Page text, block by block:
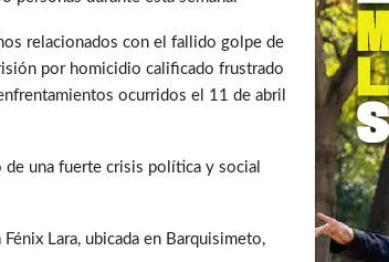
relacionados con el fallido golpe de
por homicidio calificado frustrado
ocurridos el 11 de abril
una fuerte crisis política y social
Lara, ubicada en Barquisimeto,